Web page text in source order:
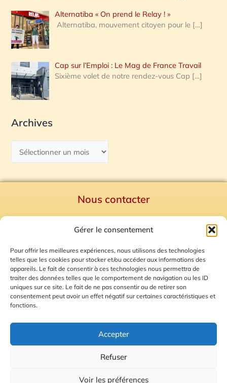
Gérer le consentement
Pour offrir les meilleures expériences, nous utilisons des technologies
telles que les cookies pour stocker et/ou accéder aux informations des
appareils. Le fait de consentir à ces technologies nous permettra de
traiter des données telles que le comportement de navigation ou les ID
uniques sur ce site. Le fait de ne pas consentir ou de retirer son
consentement peut avoir un effet négatif sur certaines caractéristiques et
fonctions.
Accepter
Refuser
Voir les préférences
Alternatiba « On prend le Relay ! »
Alternatiba, mouvement citoyen pour le […]
Cap sur l’Emploi : Le Mag de France Travail
Sixième volet de notre rendez-vous Cap […]
Archives
Nous contacter
Mentions Légales
Plan du site
Gestion des Cookies
© 2026 Radio Calade